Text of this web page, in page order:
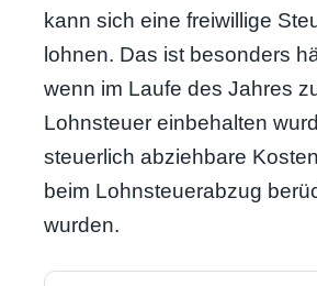
kann sich eine freiwillige
lohnen. Das ist besonders
wenn im Laufe des Jahres
Lohnsteuer einbehalten
steuerlich abziehbare
beim Lohnsteuerabzug
wurden.